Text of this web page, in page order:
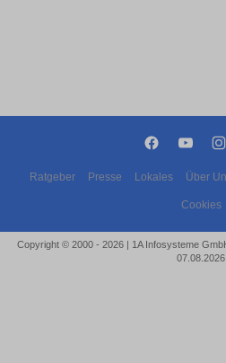
Ratgeber Presse Lokales Über
Cookies
Copyright © 2000 - 2026 | 1A Infosysteme
07.08.2026